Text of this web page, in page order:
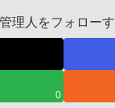
管理人をフォロー
0